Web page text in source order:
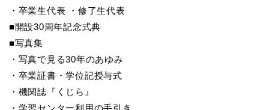
・卒業生代表 ・修了生代表
■開設30周年記念式典
■写真集
・写真で見る30年のあゆみ
・卒業証書・学位記授与式
・機関誌『くじら』
・学習センター利用の手引き